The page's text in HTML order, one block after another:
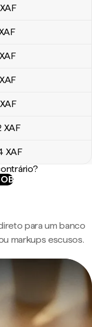
XAF
XAF
XAF
XAF
XAF
XAF
para um banco
markups escusos.